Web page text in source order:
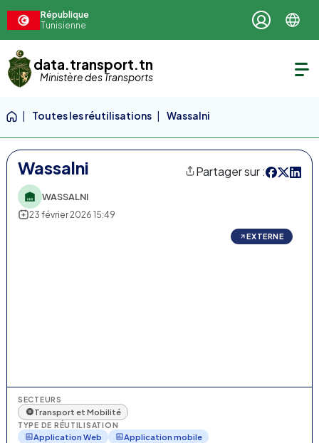
République
Tunisienne
data.transport.tn
Ministère des Transports
Toutes les réutilisations Wassalni
Wassalni Partager sur :
WASSALNI
23 février 2026 15:49
EXTERNE
SECTEURS
Transport et Mobilité
TYPE DE RÉUTILISATION
Application Web Application mobile